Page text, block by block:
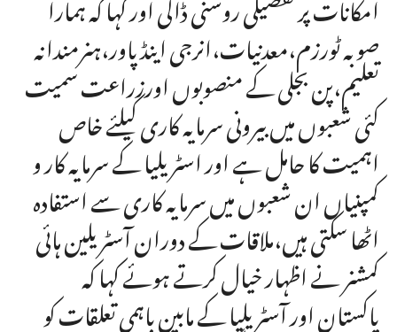
صوبہ ٹورزم،معدنیات،انرجی اینڈ پاور،ہنرمندانہ
تعلیم،پن بجلی کے منصوبوں اورزراعت سمیت
کئی شعبوں میں بیرونی سرمایہ کاری کیلئے خاص
اہمیت کا حامل ہے اور اسٹریلیا کے سرمایہ کار و
کمپنیاں ان شعبوں میں سرمایہ کاری سے استفادہ
اٹھا سکتی ہیں،ملاقات کے دوران آسٹریلین ہائی
کمشنر نے اظہار خیال کرتے ہوئے کہا کہ
پاکستان اور آسٹریلیا کے مابین باہمی تعلقات کو